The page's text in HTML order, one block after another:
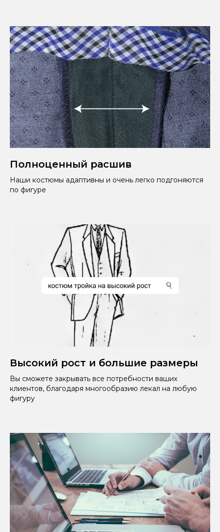
Полноценный расшив
Наши костюмы адаптивны и очень легко подгоняются
по фигуре
Высокий рост и большие размеры
Вы сможете закрывать все потребности ваших
клиентов, благодаря многообразию лекал на любую
фигуру